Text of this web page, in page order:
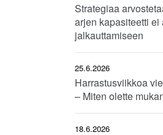
Strategiaa
arjen kapasiteetti ei
jalkauttamiseen
25.6.2026
Harrastusviikkoa
– Miten olette
18.6.2026